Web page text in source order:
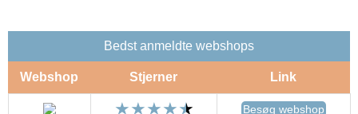
Bedst anmeldte webshops
Webshop Stjerner Link
Besøg webshop